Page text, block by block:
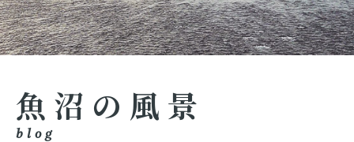
魚沼の風景
blog